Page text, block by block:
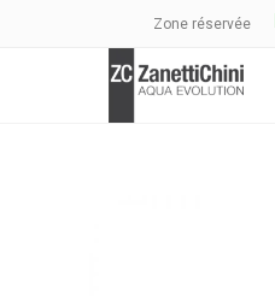
Zone réservée